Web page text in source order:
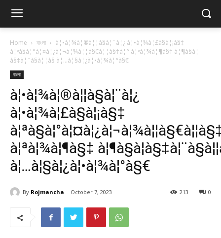
Home বাংলা
à¦•à¦¾à¦®à¦¦à§à¦¨à¦¿ à¦•à¦¾à¦£à§à¦¡à§‡
à¦ªà§à¦°à¦¤à¦¿à¦¬à¦¾à¦¦à§€à¦¦à§‡à¦° à¦ªà¦¾à¦¶à§‡ à¦¶à§à¦­
à§‡à¦¨à§à¦¦à§ à¦…à¦§à¦¿à¦•à¦¾à¦°à§€
বাংলা
à¦•à¦¾à¦®à¦¦à§à¦¨à¦¿
à¦•à¦¾à¦£à§à¦¡à§‡
à¦ªà¦¾à¦¶à§‡
à¦…à¦§à¦¿à¦•à¦¾à¦°à§€
By Rojmancha October 7, 2023 0
213